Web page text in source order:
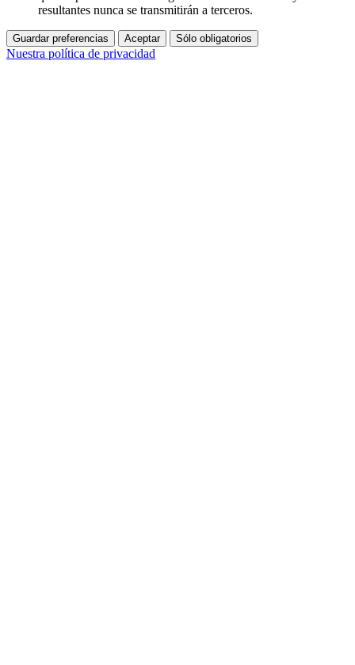
resultantes nunca se transmitirán a terceros.
Guardar preferencias Aceptar Sólo obligatorios
Nuestra política de privacidad